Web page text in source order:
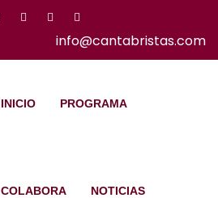
info@cantabristas.com
INICIO PROGRAMA
COLABORA NOTICIAS